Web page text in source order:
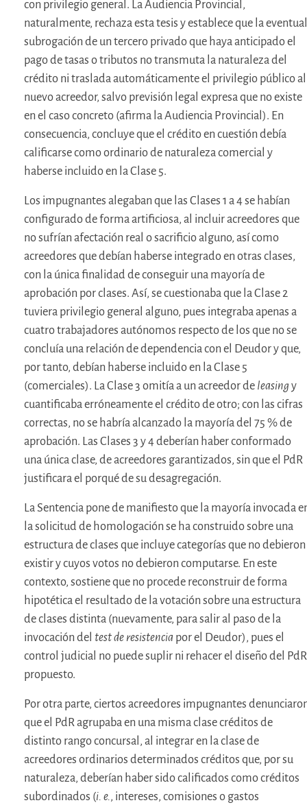
con privilegio general. La Audiencia Provincial,
naturalmente, rechaza esta tesis y establece que la eventual
subrogación de un tercero privado que haya anticipado el
pago de tasas o tributos no transmuta la naturaleza del
crédito ni traslada automáticamente el privilegio público al
nuevo acreedor, salvo previsión legal expresa que no existe
en el caso concreto (afirma la Audiencia Provincial). En
consecuencia, concluye que el crédito en cuestión debía
calificarse como ordinario de naturaleza comercial y
haberse incluido en la Clase 5.
Los impugnantes alegaban que las Clases 1 a 4 se habían
configurado de forma artificiosa, al incluir acreedores que
no sufrían afectación real o sacrificio alguno, así como
acreedores que debían haberse integrado en otras clases,
con la única finalidad de conseguir una mayoría de
aprobación por clases. Así, se cuestionaba que la Clase 2
tuviera privilegio general alguno, pues integraba apenas a
cuatro trabajadores autónomos respecto de los que no se
concluía una relación de dependencia con el Deudor y que,
por tanto, debían haberse incluido en la Clase 5
(comerciales). La Clase 3 omitía a un acreedor de leasing y
cuantificaba erróneamente el crédito de otro; con las cifras
correctas, no se habría alcanzado la mayoría del 75 % de
aprobación. Las Clases 3 y 4 deberían haber conformado
una única clase, de acreedores garantizados, sin que el PdR
justificara el porqué de su desagregación.
La Sentencia pone de manifiesto que la mayoría invocada
la solicitud de homologación se ha construido sobre una
estructura de clases que incluye categorías que no debieron
existir y cuyos votos no debieron computarse. En este
contexto, sostiene que no procede reconstruir de forma
hipotética el resultado de la votación sobre una estructura
de clases distinta (nuevamente, para salir al paso de la
invocación del test de resistencia por el Deudor), pues el
control judicial no puede suplir ni rehacer el diseño del PdR
propuesto.
Por otra parte, ciertos acreedores impugnantes
que el PdR agrupaba en una misma clase créditos de
distinto rango concursal, al integrar en la clase de
acreedores ordinarios determinados créditos que, por su
naturaleza, deberían haber sido calificados como créditos
subordinados (i. e., intereses, comisiones o gastos